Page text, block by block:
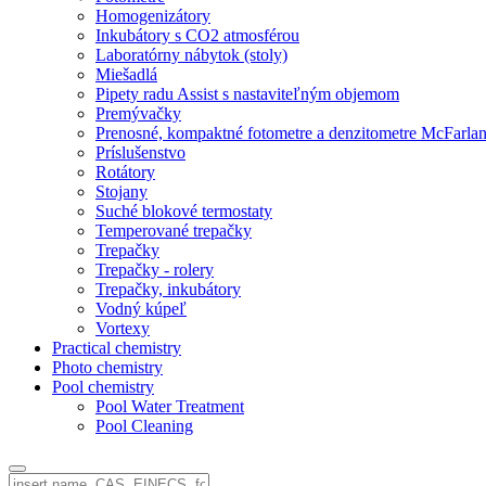
Homogenizátory
Inkubátory s CO2 atmosférou
Laboratórny nábytok (stoly)
Miešadlá
Pipety radu Assist s nastaviteľným objemom
Premývačky
Prenosné, kompaktné fotometre a denzitometre
Príslušenstvo
Rotátory
Stojany
Suché blokové termostaty
Temperované trepačky
Trepačky
Trepačky - rolery
Trepačky, inkubátory
Vodný kúpeľ
Vortexy
Practical chemistry
Photo chemistry
Pool chemistry
Pool Water Treatment
Pool Cleaning